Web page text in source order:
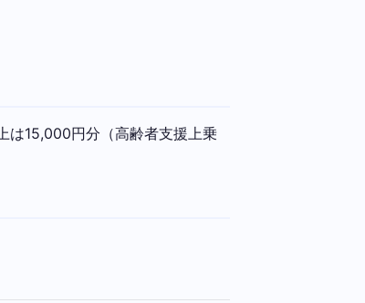
は15,000円分（高齢者支援上乗